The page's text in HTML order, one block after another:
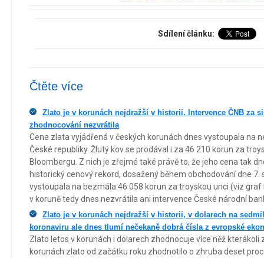
Sdílení článku:
Čtěte více
Zlato je v korunách nejdražší v historii. Intervence ČNB za
zhodnocování nezvrátila
Cena zlata vyjádřená v českých korunách dnes vystoupala na
České republiky. Žlutý kov se prodával i za 46 210 korun za
Bloombergu. Z nich je zřejmé také právě to, že jeho cena tak
historický cenový rekord, dosažený během obchodování dne 7.
vystoupala na bezmála 46 058 korun za troyskou unci (viz
v koruně tedy dnes nezvrátila ani intervence České národní
Zlato je v korunách nejdražší v historii, v dolarech na
koronaviru ale dnes tlumí nečekaně dobrá čísla z evropské
Zlato letos v korunách i dolarech zhodnocuje více něž kterákoli
korunách zlato od začátku roku zhodnotilo o zhruba deset